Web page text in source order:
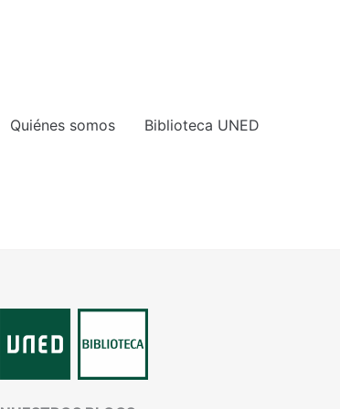
Quiénes somos Biblioteca UNED